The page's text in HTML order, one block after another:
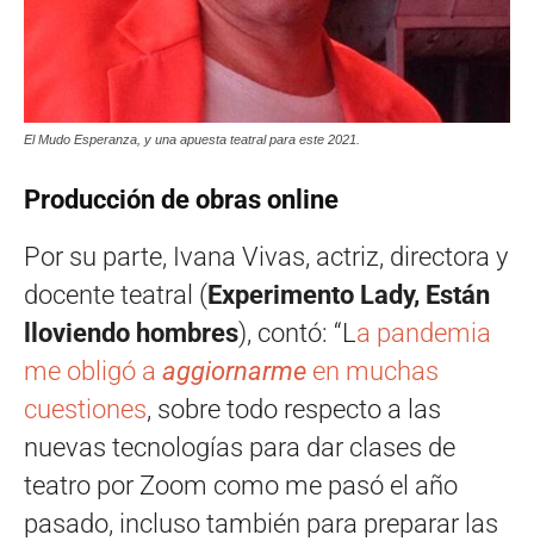
El Mudo Esperanza, y una apuesta teatral para este 2021.
Producción de obras online
Por su parte, Ivana Vivas, actriz, directora y
docente teatral (Experimento Lady, Están
lloviendo hombres), contó: “La pandemia
me obligó a aggiornarme en muchas
cuestiones, sobre todo respecto a las
nuevas tecnologías para dar clases de
teatro por Zoom como me pasó el año
pasado, incluso también para preparar las